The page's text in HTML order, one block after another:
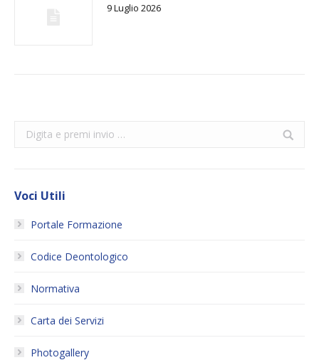
9 Luglio 2026
Search:
Voci Utili
Portale Formazione
Codice Deontologico
Normativa
Carta dei Servizi
Photogallery